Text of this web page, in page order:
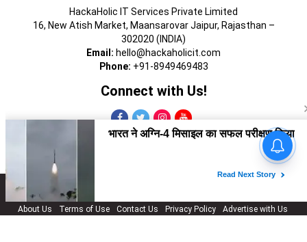
HackaHolic IT Services Private Limited
16, New Atish Market, Maansarovar Jaipur, Rajasthan –
302020 (INDIA)
Email: hello@hackaholicit.com
Phone: +91-8949469483
Connect with Us!
Copyright © 2024 HackaHolic IT Services Private Limited
About Us
Terms of Use Contact Us Privacy Policy
Advertise with Us